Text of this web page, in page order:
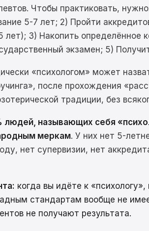
Чтобы практиковать,
5-7 лет; 2) Пройти
лет); 3) Накопить определённое
экзамен; 5)
«психологом» может
после прохождения
традиции, без
людей, называющих себя
меркам. У них нет 5-
нет супервизии, нет
когда вы идёте к
стандартам вообще не
не получают результата.